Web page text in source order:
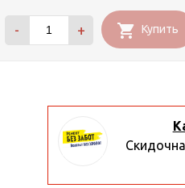
- + Купить